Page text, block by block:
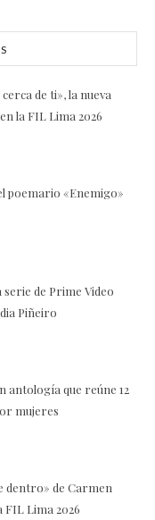
de ti», la nueva
la FIL Lima 2026
poemario «Enemigo»
serie de Prime Video
Piñeiro
antología que reúne 12
mujeres
dentro» de Carmen
FIL Lima 2026